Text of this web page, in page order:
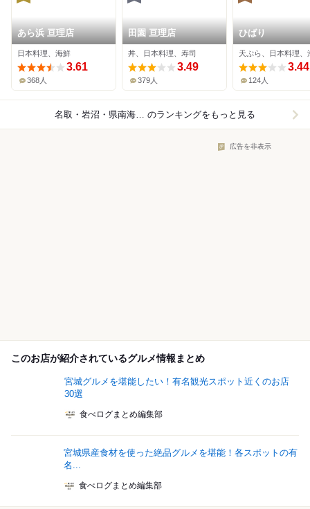
あら浜 亘理店
日本料理、海鮮
3.61
368人
田園 亘理店
丼、日本料理、寿司
3.49
379人
ひばり
天ぷら、日本料理、
3.44
124人
名取・岩沼・県南海岸×日本料理 のランキングをもっと見る
広告を非表示
このお店が紹介されているグルメ情報まとめ
宮城グルメを堪能したい！有名観光スポット近くのお店
30選
食べログまとめ編集部
宮城県産食材を使った絶品グルメを堪能！各スポットの有
名...
食べログまとめ編集部